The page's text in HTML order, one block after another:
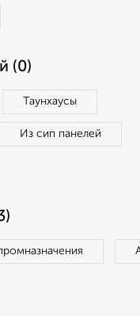
(0)
Таунхаусы
Из сип панелей